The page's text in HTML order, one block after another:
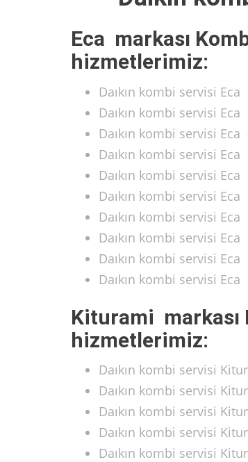
Eca markası
hizmetlerimiz:
Daıkın kombi servisi
Daıkın kombi servisi
Daıkın kombi servisi
Daıkın kombi servisi
Daıkın kombi servisi
Daıkın kombi servisi
Daıkın kombi servisi
Daıkın kombi servisi
Daıkın kombi servisi
Daıkın kombi servisi
Kiturami markası
hizmetlerimiz:
Daıkın kombi servisi
Daıkın kombi servisi
Daıkın kombi servisi
Daıkın kombi servisi
Daıkın kombi servisi